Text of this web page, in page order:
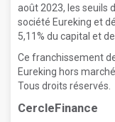
août 2023, les seuils
société Eureking et
5,11% du capital et
Ce franchissement
Eureking hors
Tous droits réservés.
CercleFinance